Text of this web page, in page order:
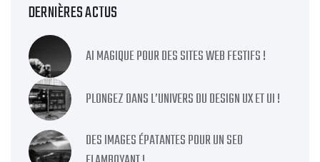
DERNIÈRES ACTUS
AI MAGIQUE POUR DES SITES WEB FESTIFS !
PLONGEZ DANS L’UNIVERS DU DESIGN UX ET UI !
DES IMAGES ÉPATANTES POUR UN SEO